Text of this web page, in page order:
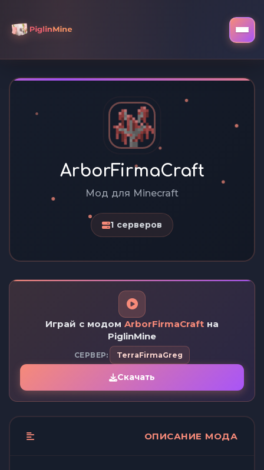
ArborFirmaCraft
Мод для Minecraft
1 серверов
Играй с модом ArborFirmaCraft на
PiglinMine
СЕРВЕР: TerraFirmaGreg
Скачать
ОПИСАНИЕ МОДА